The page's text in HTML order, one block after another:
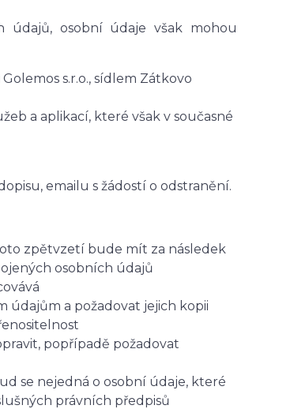
údajů, osobní údaje však mohou
s.r.o., sídlem Zátkovo
a aplikací, které však v současné
emailu s žádostí o odstranění.
zpětvzetí bude mít za následek
osobních údajů
údajům a požadovat jejich kopii
popřípadě požadovat
se nejedná o osobní údaje, které
právních předpisů